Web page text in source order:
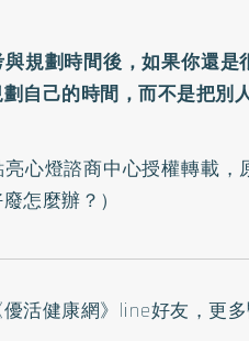
規劃時間後，如果你還
自己的時間，而不是把別
亮心燈諮商中心授權轉載，
怎麼辦？ ）
優活健康網》line好友 ，更